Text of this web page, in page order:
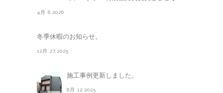
4月 6,2026
冬季休暇のお知らせ。
12月 27,2025
施工事例更新しました。
8月 12,2025